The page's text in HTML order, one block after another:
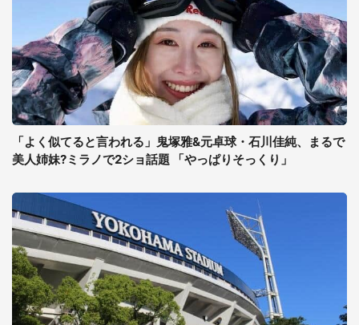
「よく似てると言われる」鬼塚雅&元卓球・石川佳純、まるで
美人姉妹?ミラノで2ショ話題 「やっぱりそっくり」